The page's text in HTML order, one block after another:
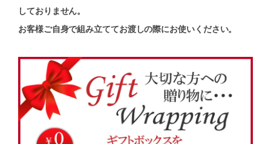
しておりません。
お客様ご自身で組み立ててお渡しの際にお使いください。